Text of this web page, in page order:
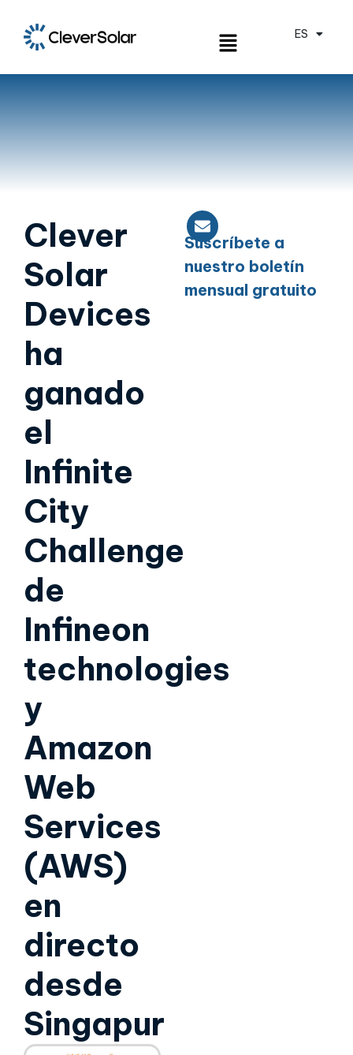
ES
EN
Clever
Solar
Devices
ha
ganado
el
Infinite
City
Challenge
de
Infineon
technologies
y
Amazon
Web
Services
(AWS)
en
directo
desde
Singapur
Suscríbete a
nuestro boletín
mensual gratuito